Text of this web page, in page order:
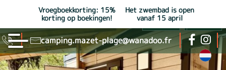
Vroegboekkorting: 15%
korting op boekingen!
Het zwembad is open
vanaf 15 april
camping.mazet-plage@wanadoo.fr
4
6
6
6